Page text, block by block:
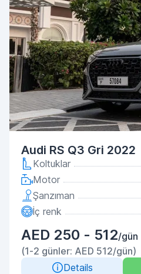
Audi RS Q3 Gri 2022
Koltuklar
Motor
Şanzıman
İç renk
AED 250 - 512/gün
(1-2 günler: AED 512/gün)
Details